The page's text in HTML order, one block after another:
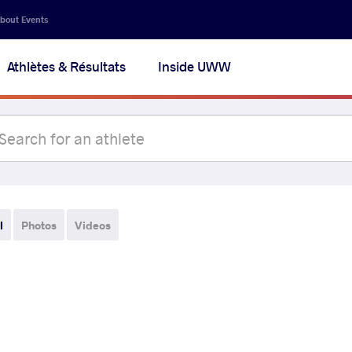
Events
Athlètes & Résultats Inside UWW
Photos Videos